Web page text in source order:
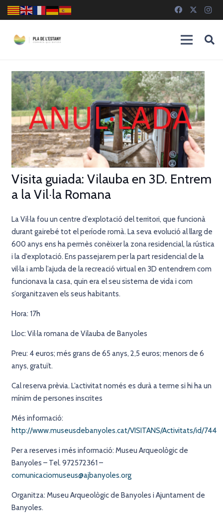
Visita guiada: Vilauba en 3D. Entrem
a la Vil·la Romana
La Vil·la fou un centre d’explotació del territori, que funcionà
durant gairebé tot el període romà. La seva evolució al llarg de
600 anys ens ha permès conèixer la zona residencial, la rústica
i la d’explotació. Ens passejarem per la part residencial de la
vil·la i amb l’ajuda de la recreació virtual en 3D entendrem com
funcionava la casa, quin era el seu sistema de vida i com
s’organitzaven els seus habitants.
Hora: 17h
Lloc: Vil·la romana de Vilauba de Banyoles
Preu: 4 euros; més grans de 65 anys, 2,5 euros; menors de 6
anys, gratuït.
Cal reserva prèvia. L’activitat només es durà a terme si hi ha un
mínim de persones inscrites
Més informació:
http://www.museusdebanyoles.cat/VISITANS/Activitats/id/744
Per a reserves i més informació: Museu Arqueològic de
Banyoles – Tel. 972572361 –
comunicaciomuseus@ajbanyoles.org
Organitza: Museu Arqueològic de Banyoles i Ajuntament de
Banyoles.